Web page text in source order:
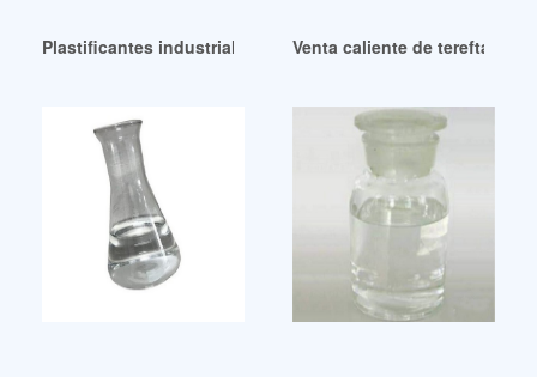
Plastificantes industriales de buena calidadVenta caliente de tereftalato